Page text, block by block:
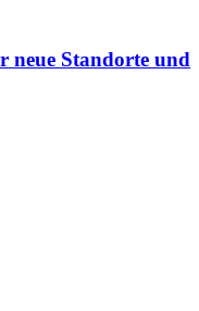
neue Standorte und